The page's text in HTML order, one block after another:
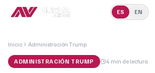
ES EN
Inicio Administración Trump
ADMINISTRACIÓN TRUMP 4 min de lectura